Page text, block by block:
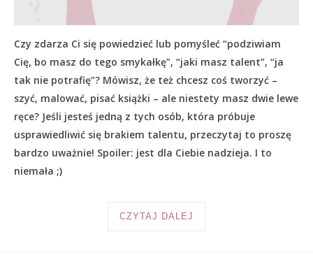
Czy zdarza Ci się powiedzieć lub pomyśleć “podziwiam
Cię, bo masz do tego smykałkę”, “jaki masz talent”, “ja
tak nie potrafię”? Mówisz, że też chcesz coś tworzyć –
szyć, malować, pisać książki – ale niestety masz dwie lewe
ręce? Jeśli jesteś jedną z tych osób, która próbuje
usprawiedliwić się brakiem talentu, przeczytaj to proszę
bardzo uważnie! Spoiler: jest dla Ciebie nadzieja. I to
niemała ;)
CZYTAJ DALEJ